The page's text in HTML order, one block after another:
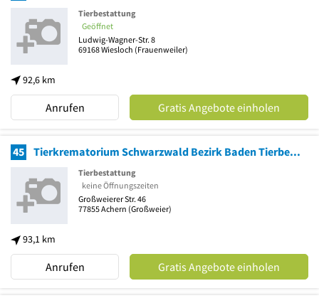
92,6 km
Tierbestattung
Geöffnet
Ludwig-Wagner-Str. 8
69168Wiesloch (Frauenweiler)
Anrufen Gratis Angebote einholen
45 Tierkrematorium Schwarzwald Bezirk Baden Tierbestattung
93,1 km
Tierbestattung
keine Öffnungszeiten
Großweierer Str. 46
77855Achern (Großweier)
Anrufen Gratis Angebote einholen